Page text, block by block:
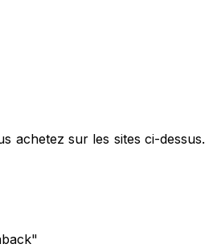
achetez sur les sites ci-dessus.